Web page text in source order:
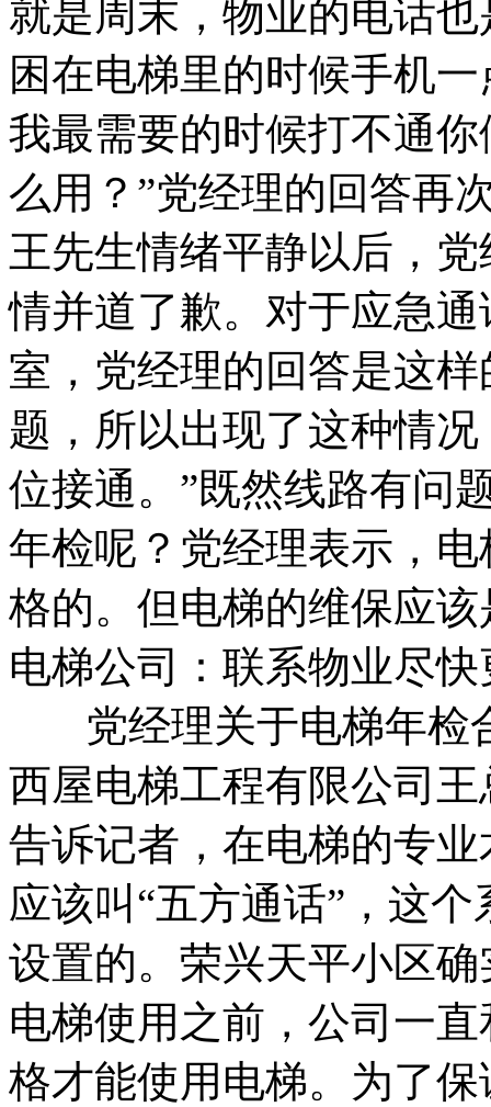
就是周末，物业的电话
困在电梯里的时候手机
我最需要的时候打不通
么用？”党经理的回答再
王先生情绪平静以后，
情并道了歉。对于应急
室，党经理的回答是这
题，所以出现了这种情
位接通。”既然线路有问
年检呢？党经理表示，
格的。但电梯的维保应
电梯公司：联系物业尽
党经理关于电梯年检
西屋电梯工程有限公司
告诉记者，在电梯的专
应该叫“五方通话”，这
设置的。荣兴天平小区
电梯使用之前，公司一
格才能使用电梯。为了